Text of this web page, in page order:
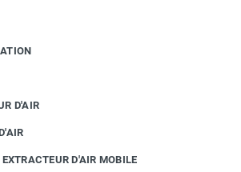
D'AIR
D'AIR MOBILE